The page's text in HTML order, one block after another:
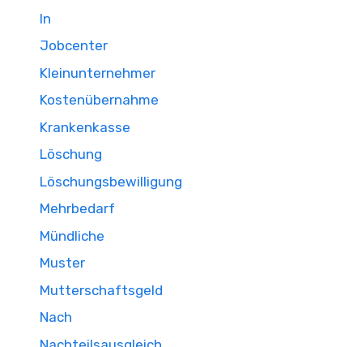
In
Jobcenter
Kleinunternehmer
Kostenübernahme
Krankenkasse
Löschung
Löschungsbewilligung
Mehrbedarf
Mündliche
Muster
Mutterschaftsgeld
Nach